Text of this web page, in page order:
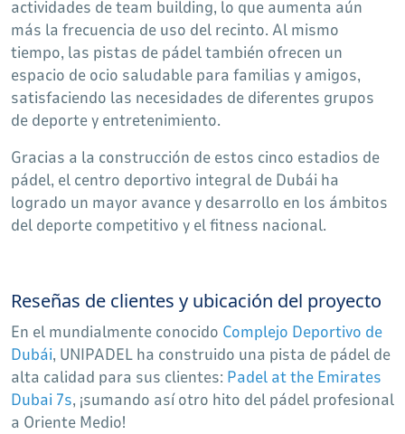
actividades de team building, lo que aumenta aún
más la frecuencia de uso del recinto. Al mismo
tiempo, las pistas de pádel también ofrecen un
espacio de ocio saludable para familias y amigos,
satisfaciendo las necesidades de diferentes grupos
de deporte y entretenimiento.
Gracias a la construcción de estos cinco estadios de
pádel, el centro deportivo integral de Dubái ha
logrado un mayor avance y desarrollo en los ámbitos
del deporte competitivo y el fitness nacional.
Reseñas de clientes y ubicación del proyecto
En el mundialmente conocido Complejo Deportivo de
Dubái, UNIPADEL ha construido una pista de pádel de
alta calidad para sus clientes: Padel at the Emirates
Dubai 7s, ¡sumando así otro hito del pádel profesional
a Oriente Medio!